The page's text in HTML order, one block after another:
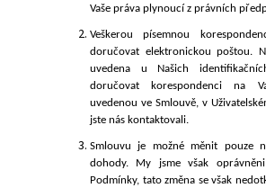
Vaše práva plynoucí z právních
Veškerou písemnou
doručovat elektronickou poštou.
uvedena u Našich
doručovat korespondenci na
uvedenou ve Smlouvě, v
jste nás kontaktovali.
Smlouvu je možné měnit pouze
dohody. My jsme však
Podmínky, tato změna se však